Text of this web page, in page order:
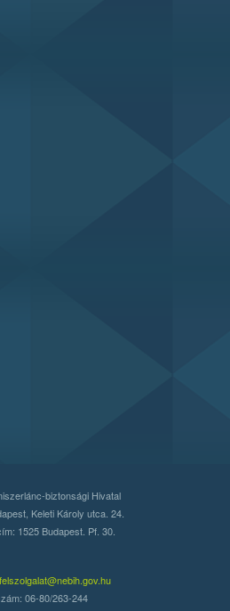
biztonsági Hivatal
Keleti Károly utca. 24.
1525 Budapest. Pf. 30.
06-80/263-244